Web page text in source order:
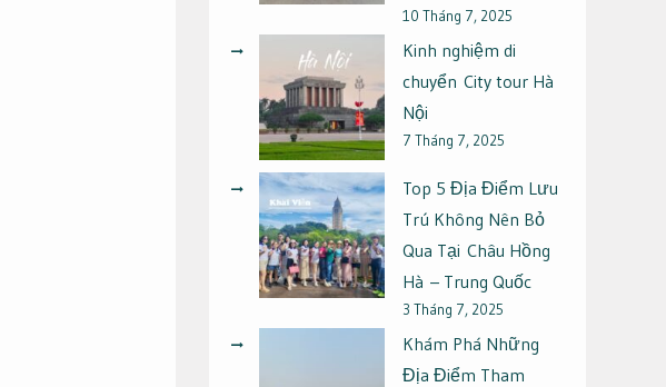
10 Tháng 7, 2025
Kinh nghiệm di
chuyển City tour Hà
Nội
7 Tháng 7, 2025
Top 5 Địa Điểm Lưu
Trú Không Nên Bỏ
Qua Tại Châu Hồng
Hà – Trung Quốc
3 Tháng 7, 2025
Khám Phá Những
Địa Điểm Tham